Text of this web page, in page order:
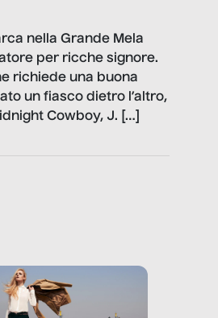
nella Grande Mela
per ricche signore.
richiede una buona
un fiasco dietro l’altro,
Cowboy, J. […]